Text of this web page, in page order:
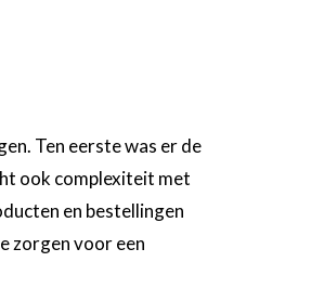
Ten eerste was er de
ook complexiteit met
en bestellingen
zorgen voor een